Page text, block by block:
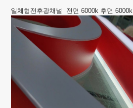
일체형전후광채널 전면 6000k 후면 6000k